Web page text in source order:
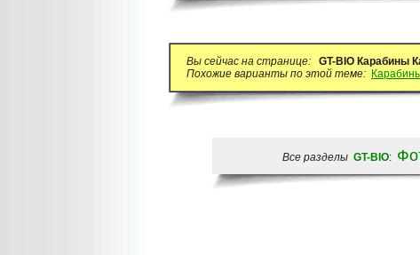
Вы сейчас на странице:
GT-BIO Карабины
Похожие варианты по этой теме:
Все разделы GT-BIO: